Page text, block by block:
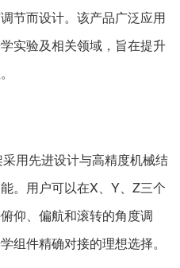
节而设计。该产品广泛应用
实验及相关领域，旨在提升
用先进设计与高精度机械结
。用户可以在X、Y、Z三个
仰、偏航和滚转的角度调
组件精确对接的理想选择。